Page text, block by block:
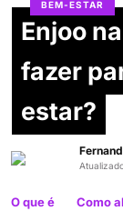
BEM-ESTAR
Enjoo
fazer
estar?
O que é Como